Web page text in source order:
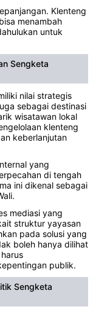
Klenteng
menambah
untuk
Sengketa
nilai strategis
sebagai destinasi
wisatawan lokal
klenteng
keberlanjutan
yang
di tengah
ini dikenal sebagai
mediasi yang
struktur yayasan
pada solusi yang
boleh hanya dilihat
publik.
Sengketa